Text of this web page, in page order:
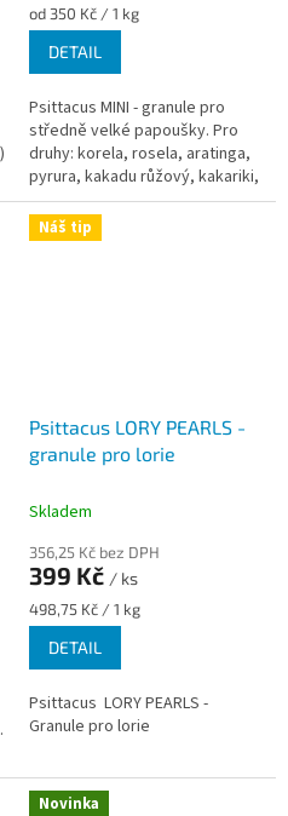
Měrná
cena:
od 350 Kč / 1 kg
DETAIL
Psittacus MINI - granule pro
středně velké papoušky. Pro
druhy: korela, rosela, aratinga,
pyrura, kakadu růžový, kakariki,
papoušek patagonský, mníšek
šedý.
Náš tip
Psittacus LORY PEARLS -
granule pro lorie
Skladem
356,25 Kč bez DPH
399 Kč / ks
Měrná
cena:
498,75 Kč / 1 kg
DETAIL
Psittacus LORY PEARLS -
Granule pro lorie
Novinka